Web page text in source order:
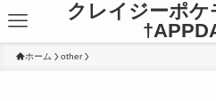
クレイジーポ
ホーム other